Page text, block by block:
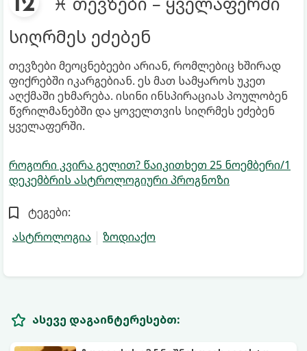
სიღრმეს ეძებენ
თევზები მეოცნებეები არიან, რომლებიც ხშირად
ფიქრებში იკარგებიან. ეს მათ სამყაროს უკეთ
აღქმაში ეხმარება. ისინი ინსპირაციას პოულობენ
წვრილმანებში და ყოველთვის სიღრმეს ეძებენ
ყველაფერში.
როგორი კვირა გელით? წაიკითხეთ 25 ნოემბერი/1
დეკემბრის ასტროლოგიური პროგნოზი
ტეგები:
ასტროლოგია
ზოდიაქო
ასევე დაგაინტერესებთ: